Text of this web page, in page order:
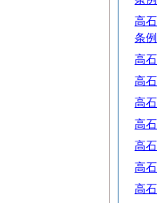
高
条
高
高
高
高
高
高
高